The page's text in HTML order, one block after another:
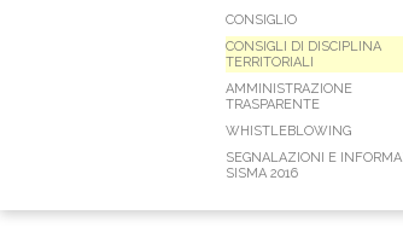
CONSIGLIO
CONSIGLI DI DISCIPLINA
TERRITORIALI
AMMINISTRAZIONE
TRASPARENTE
WHISTLEBLOWING
SEGNALAZIONI E
SISMA 2016